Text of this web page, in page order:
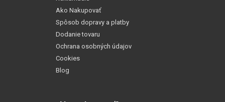
Ako Nakupovať
Spôsob dopravy a platby
Dodanie tovaru
Ochrana osobných údajov
Cookies
Blog